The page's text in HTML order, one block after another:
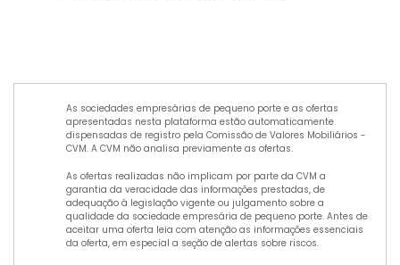
As sociedades empresárias de pequeno porte e as ofertas
apresentadas nesta plataforma estão automaticamente
dispensadas de registro pela Comissão de Valores Mobiliários -
CVM. A CVM não analisa previamente as ofertas.
As ofertas realizadas não implicam por parte da CVM a
garantia da veracidade das informações prestadas, de
adequação à legislação vigente ou julgamento sobre a
qualidade da sociedade empresária de pequeno porte. Antes de
aceitar uma oferta leia com atenção as informações essenciais
da oferta, em especial a seção de alertas sobre riscos.